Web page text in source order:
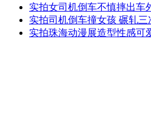
中方:正当行动未造成越南渔
实拍女司机倒车不慎摔出车
实拍司机倒车撞女孩 碾轧三
实拍珠海动漫展造型性感可